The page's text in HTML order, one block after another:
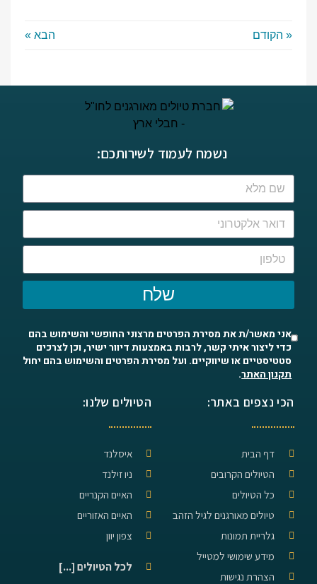
« הקודם הבא »
נשמח לעמוד לשירותכם:
שלח
אני מאשר/ת את מסירת הפרטים מרצוני החופשי והשימוש בהם
כדי ליצור איתי קשר, לרבות באמצעות דיוור ישיר, וכן לצרכים
סטטיסטיים או שיווקיים. ועל מסירת הפרטים והשימוש בהם יחול
תקנון האתר.
הכי נצפים באתר:
דף הבית
הטיולים הקרובים
כל הטיולים
טיולים מאורגנים לגיל הזהב
גלריית תמונות
מידע שימושי למטייל
הצהרת נגישות
הטיולים שלנו:
איסלנד
ניו זילנד
האיים הקנריים
האיים האזוריים
צפון יוון
לכל הטיולים [...]